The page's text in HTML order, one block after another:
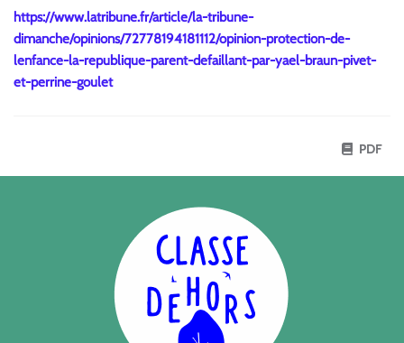
https://www.latribune.fr/article/la-tribune-
dimanche/opinions/72778194181112/opinion-protection-de-
lenfance-la-republique-parent-defaillant-par-yael-braun-pivet-
et-perrine-goulet
PDF